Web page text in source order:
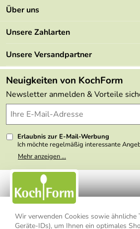
Wir verwenden Cookies sowie ähnliche
Geräte-IDs), um Ihnen ein optimales
Kontakt
Mehrwertsteuerfrei
Retourenportal
FAQs
Lieferbedingungen
Delivery Terms
Kundenlogin
Über uns
Marken
Angebote
Made in Germany
Themen
Wir über uns
Presse
Unsere Zahlarten
Unsere Versandpartner
Neuigkeiten von KochForm
Newsletter anmelden & Vorteile
Erlaubnis zur E-Mail-Werbung
Ich möchte regelmäßig interessante
Meine E-Mail-Adresse wird nicht an
weitergegeben. Zu statistischen Zwecken
nicht erkennbar, welche konkrete Person
Einwilligung zur Nutzung meiner E-Mail-
kann ich jederzeit mit Wirkung für die
den Link "Abmelden" am Ende des
Option Newsletter im Mitgliederbereich
Datenschutzerklärung
habe ich zur
Mehr anzeigen ...